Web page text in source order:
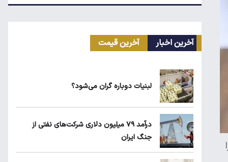
فهرست مشاغل سخت حذف می‌شوند؟
دارد؟
آخرین اخبار آخرین قیمت
لبنیات دوباره گران می‌شود؟
درآمد ۷۹ میلیون دلاری شرکت‌های نفتی از
جنگ ایران